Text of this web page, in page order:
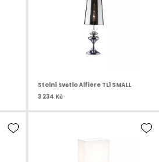
Stolní světlo Alfiere TL1 SMALL
3 234 Kč